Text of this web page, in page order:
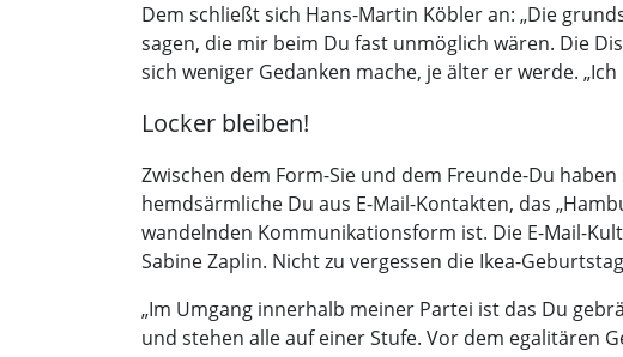
Dem schließt sich Hans-Martin Köbler an: „Die
sagen, die mir beim Du fast unmöglich wären. Die
sich weniger Gedanken mache, je älter er werde. „Ich
Locker bleiben!
Zwischen dem Form-Sie und dem Freunde-Du
hemdsärmliche Du aus E-Mail-Kontakten, das
wandelnden Kommunikationsform ist. Die E-Mail-
Sabine Zaplin. Nicht zu vergessen die Ikea-
„Im Umgang innerhalb meiner Partei ist das Du
und stehen alle auf einer Stufe. Vor dem egalitären